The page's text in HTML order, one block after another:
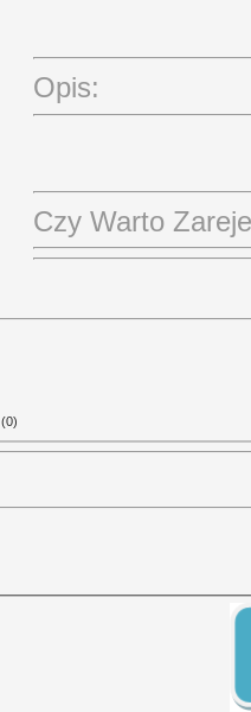
Opis:
Czy Warto
(0)